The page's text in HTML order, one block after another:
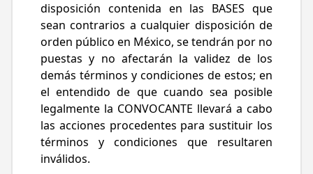
disposición contenida en las BASES que
sean contrarios a cualquier disposición de
orden público en México, se tendrán por no
puestas y no afectarán la validez de los
demás términos y condiciones de estos; en
el entendido de que cuando sea posible
legalmente la CONVOCANTE llevará a cabo
las acciones procedentes para sustituir los
términos y condiciones que resultaren
inválidos.